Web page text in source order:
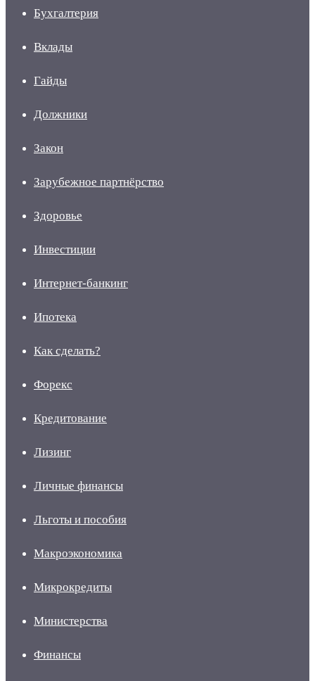
Бухгалтерия
Вклады
Гайды
Должники
Закон
Зарубежное партнёрство
Здоровье
Инвестиции
Интернет-банкинг
Ипотека
Как сделать?
Форекс
Кредитование
Лизинг
Личные финансы
Льготы и пособия
Макроэкономика
Микрокредиты
Министерства
Финансы